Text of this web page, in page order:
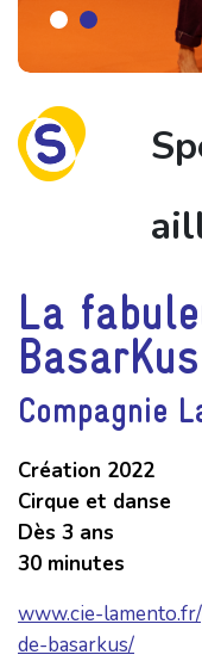
La
BasarKus
Compagnie
Création 2022
Cirque et danse
Dès 3 ans
30 minutes
www.cie-
de-basarkus/